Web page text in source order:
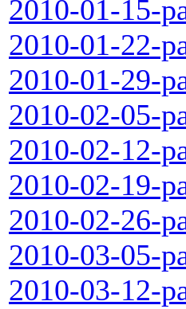
2010-01-15-
2010-01-22-
2010-01-29-
2010-02-05-
2010-02-12-
2010-02-19-
2010-02-26-
2010-03-05-
2010-03-12-